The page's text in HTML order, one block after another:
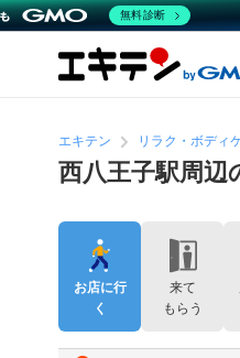
エキテン リラク・ボディ
西八王子駅周辺
お店に行
く
来て
もらう
無料診断